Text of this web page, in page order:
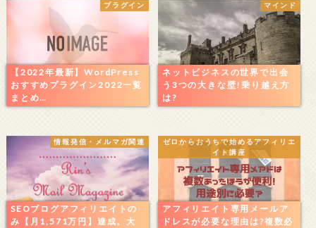
プラグイン
【2022年最新】WordPress
おすすめプラグイン2022一覧
まとめ…
マインド
ネットビジネスの世界で出会
う3つの大きな壁!乗り越え方
は?
情報発信・メルマガ関連
SEOブログアフィリエイトの
み【月1,571万円】達成。大
ゼロからおうちで始めるアフィリエ
イト講座
アフィリエイト専用メールア
ドレスが必要な理由は?複数必